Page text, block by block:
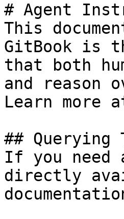
# Agent
This
GitBook is
that both
and reason
Learn more
## Querying
If you
directly